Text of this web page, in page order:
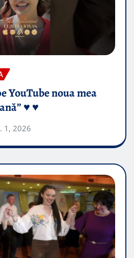
YouTube noua mea
♥️ ♥️
1, 2026